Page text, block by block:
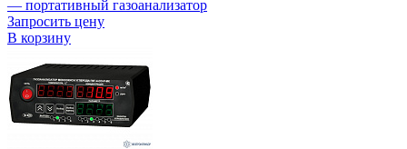
— портативный газоанализатор
Запросить цену
В корзину